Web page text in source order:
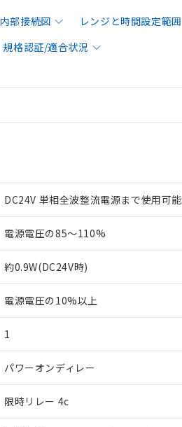
内部接続図 レンジと時間設定範囲
規格認証/適合状況
DC24V 単相全波整流電源まで使用可能
電源電圧の85～110%
約0.9W(DC24V時)
電源電圧の10%以上
1
パワーオンディレー
限時リレー 4c